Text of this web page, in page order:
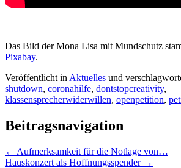
Das Bild der Mona Lisa mit Mundschutz
Pixabay.
Veröffentlicht in Aktuelles und
shutdown, coronahilfe, dontstopcreativity,
klassensprecherwiderwillen, openpetition,
Beitragsnavigation
← Aufmerksamkeit für die Notlage von…
Hauskonzert als Hoffnungsspender →